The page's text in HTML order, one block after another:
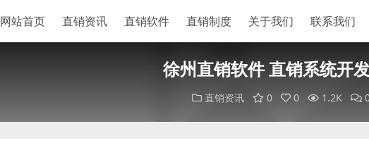
网站首页 直销资讯 直销软件 直销制度 关于我们 联系我们
徐州直销软件 直销系统开
直销资讯 0 0 1.2K